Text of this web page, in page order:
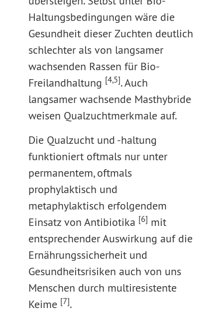
Haltungsbedingungen wäre die
Gesundheit dieser Zuchten deutlich
schlechter als von langsamer
wachsenden Rassen für Bio-
Freilandhaltung [4,5]. Auch
langsamer wachsende Masthybride
weisen Qualzuchtmerkmale auf.
Die Qualzucht und -haltung
funktioniert oftmals nur unter
permanentem, oftmals
prophylaktisch und
metaphylaktisch erfolgendem
Einsatz von Antibiotika [6] mit
entsprechender Auswirkung auf die
Ernährungssicherheit und
Gesundheitsrisiken auch von uns
Menschen durch multiresistente
Keime [7].